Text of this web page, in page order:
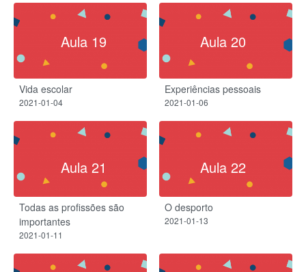
Aula 19
Vida escolar
2021-01-04
Aula 20
Experiências pessoais
2021-01-06
Aula 21
Todas as profissões são
importantes
2021-01-11
Aula 22
O desporto
2021-01-13